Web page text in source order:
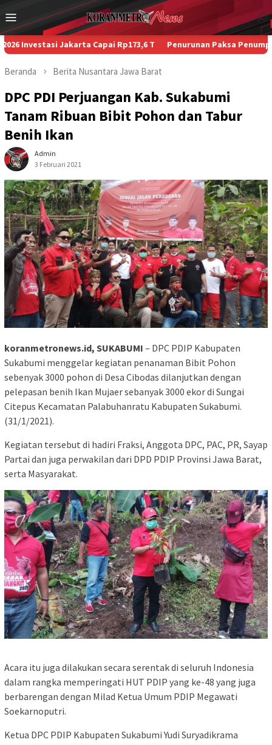
ke
konten
Menu
Mobile
Jakarta Capai Rp173,6 T Penurunan Paksa Penumpang,
Beranda Berita Nusantara Jawa Barat
DPC PDI Perjuangan Kab. Sukabumi
Tanam Ribuan Bibit Pohon dan Tabur
Benih Ikan
Admin
3 Februari 2021
koranmetronews.id, SUKABUMI – DPC PDIP Kabupaten
Sukabumi menggelar kegiatan penanaman Bibit Pohon
sebenyak 3000 pohon di Desa Cibodas dilanjutkan dengan
pelepasan benih Ikan Mujaer sebanyak 3000 ekor di Sungai
Citepus Kecamatan Palabuhanratu Kabupaten Sukabumi.
(31/1/2021).
Kegiatan tersebut di hadiri Fraksi, Anggota DPC, PAC, PR, Sayap
Partai dan juga perwakilan dari DPD PDIP Provinsi Jawa Barat,
serta Masyarakat.
Acara itu juga dilakukan secara serentak di seluruh Indonesia
dalam rangka memperingati HUT PDIP yang ke-48 yang juga
berbarengan dengan Milad Ketua Umum PDIP Megawati
Soekarnoputri.
Ketua DPC PDIP Kabupaten Sukabumi Yudi Suryadikrama